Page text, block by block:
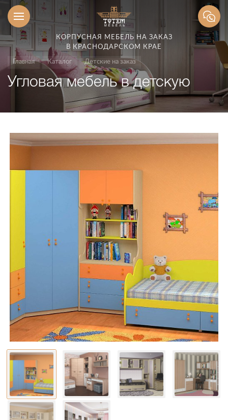
КОРПУСНАЯ МЕБЕЛЬ НА ЗАКАЗ
В КРАСНОДАРСКОМ КРАЕ
Главная Каталог Детские на заказ
Угловая мебель в детскую